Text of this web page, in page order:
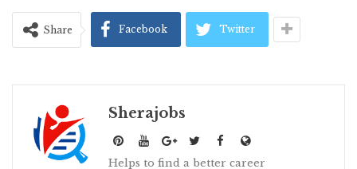
Share Facebook Twitter
Sherajobs
Helps to find a better career